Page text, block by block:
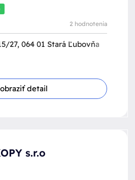
2 hodnotenia
27, 064 01 Stará Ľubovňa
detail
s.r.o